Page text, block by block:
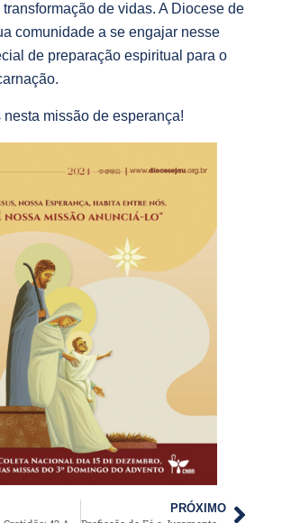
de vidas. A Diocese de
comunidade a se engajar nesse
de preparação espiritual para o
nesta missão de esperança!
PRÓXIMO